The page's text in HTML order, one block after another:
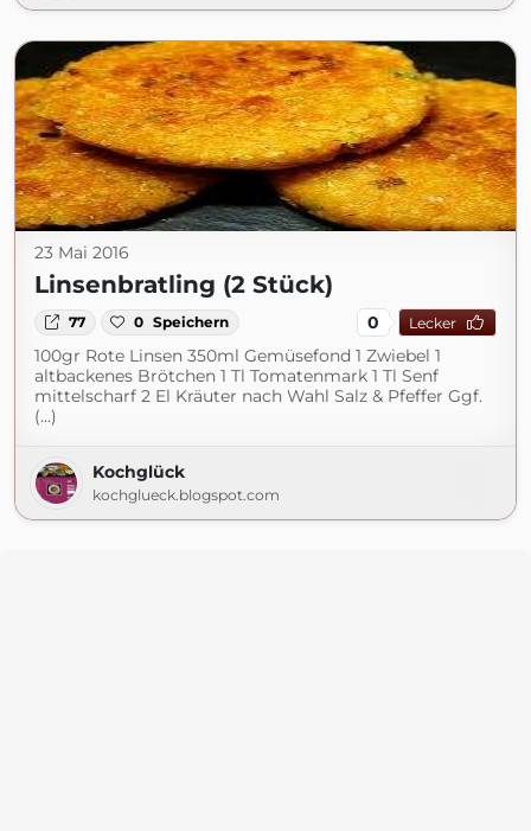
23 Mai 2016
Linsenbratling (2 Stück)
77 0 Speichern 0 Lecker
100gr Rote Linsen 350ml Gemüsefond 1 Zwiebel 1
altbackenes Brötchen 1 Tl Tomatenmark 1 Tl Senf
mittelscharf 2 El Kräuter nach Wahl Salz & Pfeffer Ggf.
(...)
Kochglück
kochglueck.blogspot.com